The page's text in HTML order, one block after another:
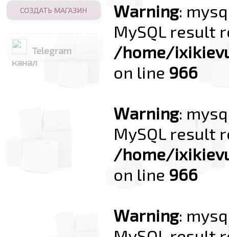
СОЗДАТЬ МАГАЗИН
Telegram
канал
Warning:
MySQL result
/home/
on line 966
Warning:
MySQL result
/home/
on line 966
Warning: